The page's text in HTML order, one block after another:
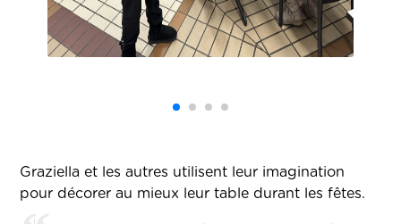
Graziella et les autres utilisent leur imagination
pour décorer au mieux leur table durant les fêtes.